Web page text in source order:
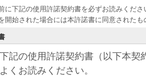
に下記の使用許諾契約書を必ずお読みくださ
開始された場合には本許諾書に同意された
記の使用許諾契約書（以下本契
くお読みください。